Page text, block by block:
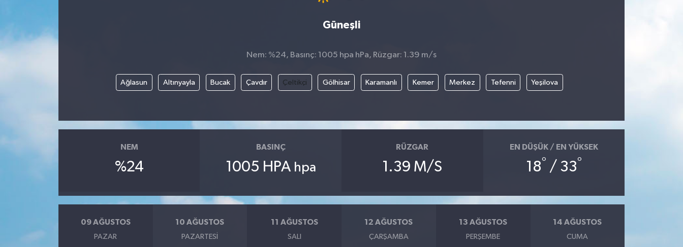
Güneşli
Nem: %24, Basınç: 1005 hpa hPa, Rüzgar: 1.39 m/s
Ağlasun Altınyayla Bucak Çavdır Çeltikçi Gölhisar Karamanlı Kemer Merkez Tefenni Yeşilova
NEM
%24
BASINÇ
1005 HPA hpa
RÜZGAR
1.39 M/S
EN DÜŞÜK / EN YÜKSEK
18° / 33°
09 AĞUSTOS
PAZAR
10 AĞUSTOS
PAZARTESI
11 AĞUSTOS
SALI
12 AĞUSTOS
ÇARŞAMBA
13 AĞUSTOS
PERŞEMBE
14 AĞUSTOS
CUMA
Kültür Sanat